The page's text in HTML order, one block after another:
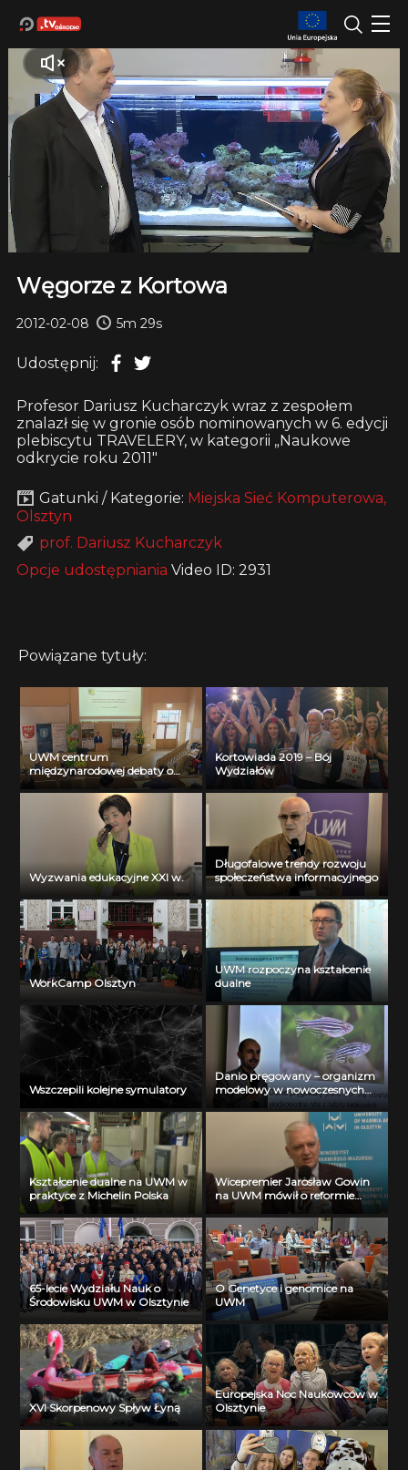
Węgorze z Kortowa
2012-02-08 5m 29s
Udostępnij:
Profesor Dariusz Kucharczyk wraz z zespołem
znalazł się w gronie osób nominowanych w 6. edycji
plebiscytu TRAVELERY, w kategorii „Naukowe
odkrycie roku 2011″
Gatunki / Kategorie: Miejska Sieć Komputerowa,
Olsztyn
prof. Dariusz Kucharczyk
Opcje udostępniania Video ID: 2931
Powiązane tytuły:
UWM centrum
międzynarodowej debaty o
dobrych praktykach
środowiskowych
Kortowiada 2019 – Bój
Wydziałów
Wyzwania edukacyjne XXI w.
Długofalowe trendy rozwoju
społeczeństwa informacyjnego
WorkCamp Olsztyn
UWM rozpoczyna kształcenie
dualne
Wszczepili kolejne symulatory
Danio pręgowany – organizm
modelowy w nowoczesnych
badaniach biochemicznych
Kształcenie dualne na UWM w
praktyce z Michelin Polska
Wicepremier Jarosław Gowin
na UWM mówił o reformie
szkolnictwa wyższego
65-lecie Wydziału Nauk o
Środowisku UWM w Olsztynie
O Genetyce i genomice na
UWM
XVI Skorpenowy Spływ Łyną
Europejska Noc Naukowców w
Olsztynie